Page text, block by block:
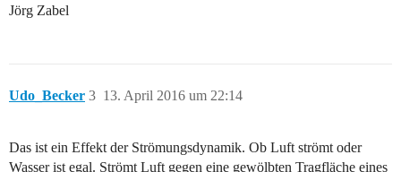
Jörg Zabel
Udo_Becker 13. April 2016 um 22:14
3
Das ist ein Effekt der Strömungsdynamik. Ob Luft strömt oder
Wasser ist egal. Strömt Luft gegen eine gewölbten Tragfläche eines